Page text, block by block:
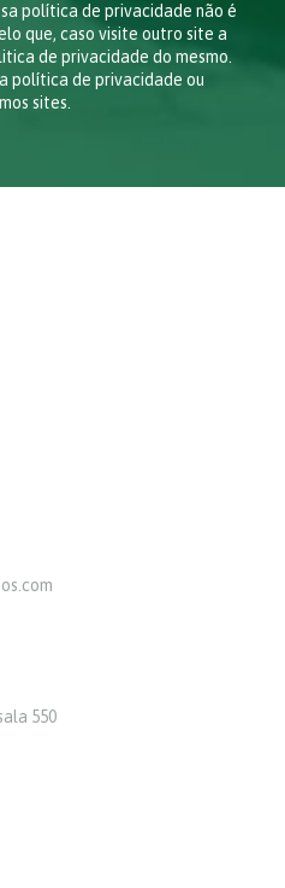
política de privacidade não é
que, caso visite outro site a
de privacidade do mesmo.
política de privacidade ou
sites.
550